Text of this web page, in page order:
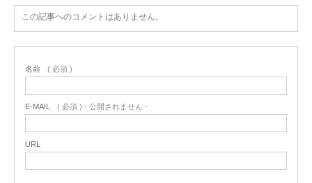
この記事へのコメントはありません。
名前 ( 必須 )
E-MAIL ( 必須 ) - 公開されません -
URL